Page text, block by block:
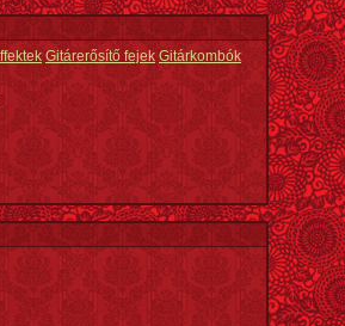
Gitárerősítő fejek Gitárkombók